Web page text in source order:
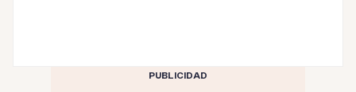
PUBLICIDAD